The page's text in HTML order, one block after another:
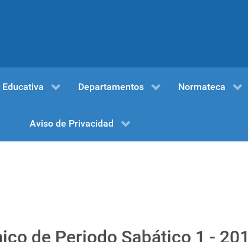
Departamentos Normateca
Aviso de Privacidad
de Periodo Sabático 1 -